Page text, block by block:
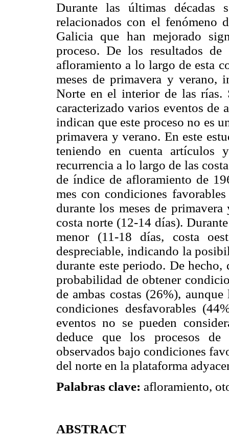
Durante las últimas décadas
relacionados con el fenómeno
Galicia que han mejorado
proceso. De los resultados
afloramiento a lo largo de esta
meses de primavera y verano,
Norte en el interior de las rías.
caracterizado varios eventos
indican que este proceso no es
primavera y verano. En este
teniendo en cuenta artículos
recurrencia a lo largo de las
de índice de afloramiento de
mes con condiciones
durante los meses de
costa norte (12-14 días).
menor (11-18 días, costa
despreciable, indicando la
durante este periodo. De hecho,
probabilidad de obtener
de ambas costas (26%),
condiciones desfavorables
eventos no se pueden
deduce que los procesos
observados bajo condiciones
del norte en la plataforma
Palabras clave: afloramiento,
ABSTRACT